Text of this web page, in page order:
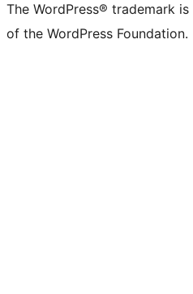
The WordPress® trademark
of the WordPress Foundation.